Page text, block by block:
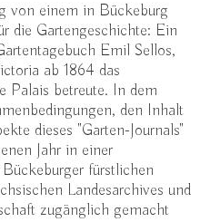
von einem in Bückeburg
die Gartengeschichte: Ein
Emil Sellos,
ab 1864 das
Palais betreute. In dem
den Inhalt
dieses "Garten-Journals"
Jahr in einer
fürstlichen
Landesarchives und
zugänglich gemacht